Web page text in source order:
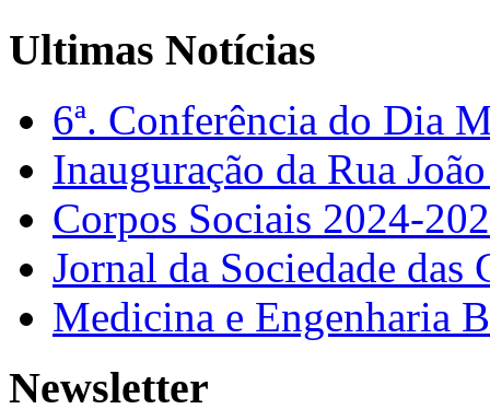
Ultimas Notícias
6ª. Conferência do Dia
Inauguração da Rua
Corpos Sociais 2024-
Jornal da Sociedade
Medicina e Engenharia
Newsletter